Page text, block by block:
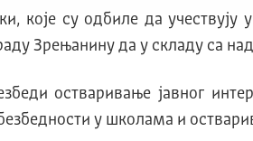
које су одбиле да учествују
Зрењанину да у складу са
остваривање јавног
у школама и